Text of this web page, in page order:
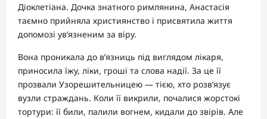
Діоклетіана. Дочка знатного римлянина, Анастасія
таємно прийняла християнство і присвятила життя
допомозі ув’язненим за віру.
Вона проникала до в’язниць під виглядом лікаря,
приносила їжу, ліки, гроші та слова надії. За це її
прозвали Узорешительницею — тією, хто розв’язує
вузли страждань. Коли її викрили, почалися жорстокі
тортури: її били, палили вогнем, кидали до звірів. Але